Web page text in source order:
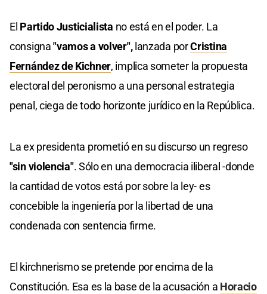
El Partido Justicialista no está en el poder. La
consigna"vamos a volver",lanzada porCristina
Fernández de Kichner, implica someter la propuesta
electoral del peronismo a una personal estrategia
penal, ciega de todo horizonte jurídico en la República.
La ex presidenta prometió en su discurso un regreso
"sin violencia". Sólo en una democracia iliberal -donde
la cantidad de votos está por sobre la ley- es
concebible la ingeniería por la libertad de una
condenada con sentencia firme.
El kirchnerismo se pretende por encima de la
Constitución. Esa es la base de la acusación a Horacio